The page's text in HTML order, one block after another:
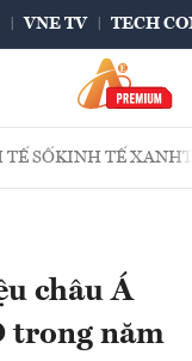
VNE TV TECH
SỐKINH TẾ XANH
châu Á
trong năm